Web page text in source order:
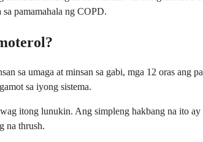
pamamahala ng COPD.
sa umaga at minsan sa gabi, mga 12 oras
sa iyong sistema.
itong lunukin. Ang simpleng hakbang na ito
na thrush.